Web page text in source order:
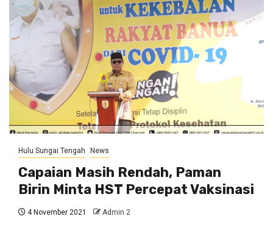
Hulu Sungai Tengah News
Capaian Masih Rendah, Paman
Birin Minta HST Percepat Vaksinasi
4 November 2021 Admin 2